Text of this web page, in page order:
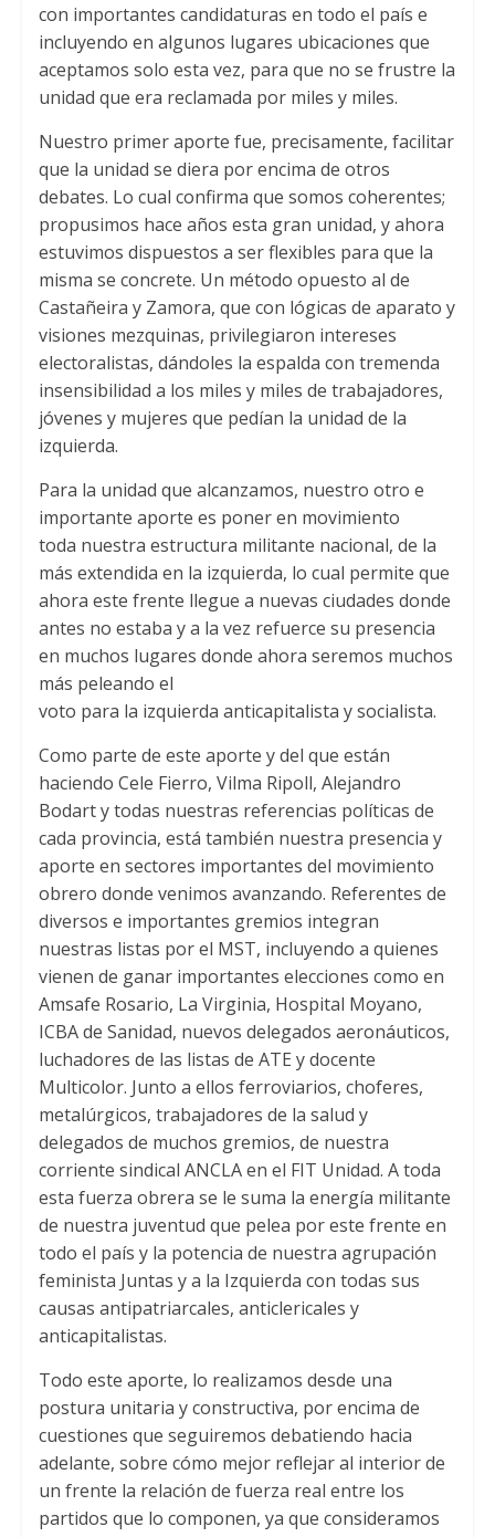
con importantes candidaturas en todo el país e
incluyendo en algunos lugares ubicaciones que
aceptamos solo esta vez, para que no se frustre la
unidad que era reclamada por miles y miles.
Nuestro primer aporte fue, precisamente, facilitar
que la unidad se diera por encima de otros
debates. Lo cual confirma que somos coherentes;
propusimos hace años esta gran unidad, y ahora
estuvimos dispuestos a ser flexibles para que la
misma se concrete. Un método opuesto al de
Castañeira y Zamora, que con lógicas de aparato y
visiones mezquinas, privilegiaron intereses
electoralistas, dándoles la espalda con tremenda
insensibilidad a los miles y miles de trabajadores,
jóvenes y mujeres que pedían la unidad de la
izquierda.
Para la unidad que alcanzamos, nuestro otro e
importante aporte es poner en movimiento
toda nuestra estructura militante nacional, de la
más extendida en la izquierda, lo cual permite que
ahora este frente llegue a nuevas ciudades donde
antes no estaba y a la vez refuerce su presencia
en muchos lugares donde ahora seremos muchos
más peleando el
voto para la izquierda anticapitalista y socialista.
Como parte de este aporte y del que están
haciendo Cele Fierro, Vilma Ripoll, Alejandro
Bodart y todas nuestras referencias políticas de
cada provincia, está también nuestra presencia y
aporte en sectores importantes del movimiento
obrero donde venimos avanzando. Referentes de
diversos e importantes gremios integran
nuestras listas por el MST, incluyendo a quienes
vienen de ganar importantes elecciones como en
Amsafe Rosario, La Virginia, Hospital Moyano,
ICBA de Sanidad, nuevos delegados aeronáuticos,
luchadores de las listas de ATE y docente
Multicolor. Junto a ellos ferroviarios, choferes,
metalúrgicos, trabajadores de la salud y
delegados de muchos gremios, de nuestra
corriente sindical ANCLA en el FIT Unidad. A toda
esta fuerza obrera se le suma la energía militante
de nuestra juventud que pelea por este frente en
todo el país y la potencia de nuestra agrupación
feminista Juntas y a la Izquierda con todas sus
causas antipatriarcales, anticlericales y
anticapitalistas.
Todo este aporte, lo realizamos desde una
postura unitaria y constructiva, por encima de
cuestiones que seguiremos debatiendo hacia
adelante, sobre cómo mejor reflejar al interior de
un frente la relación de fuerza real entre los
partidos que lo componen, ya que consideramos